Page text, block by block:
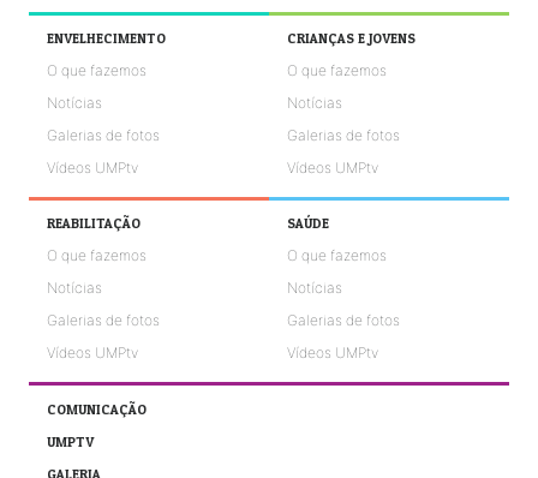
ENVELHECIMENTO
O que fazemos
Notícias
Galerias de fotos
Vídeos UMPtv
CRIANÇAS E JOVENS
O que fazemos
Notícias
Galerias de fotos
Vídeos UMPtv
REABILITAÇÃO
O que fazemos
Notícias
Galerias de fotos
Vídeos UMPtv
SAÚDE
O que fazemos
Notícias
Galerias de fotos
Vídeos UMPtv
COMUNICAÇÃO
UMPTV
GALERIA